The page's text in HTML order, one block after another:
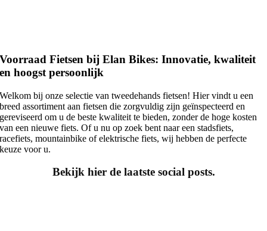
Voorraad Fietsen bij Elan Bikes: Innovatie, kwaliteit
en hoogst persoonlijk
Welkom bij onze selectie van tweedehands fietsen! Hier vindt u een
breed assortiment aan fietsen die zorgvuldig zijn geïnspecteerd en
gereviseerd om u de beste kwaliteit te bieden, zonder de hoge kosten
van een nieuwe fiets. Of u nu op zoek bent naar een stadsfiets,
racefiets, mountainbike of elektrische fiets, wij hebben de perfecte
keuze voor u.
Bekijk hier de laatste social posts.